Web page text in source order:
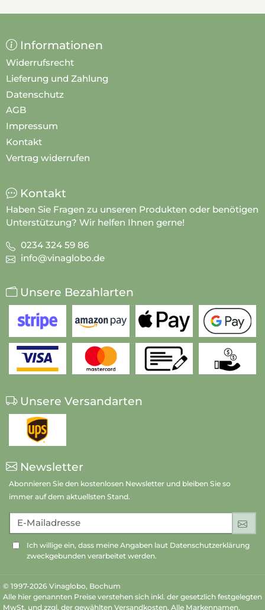
Informationen
Widerrufsrecht
Lieferung und Zahlung
Datenschutz
AGB
Impressum
Kontakt
Vertrag widerrufen
Kontakt
Haben Sie Fragen zu unseren Produkten oder benötigen
Unterstützung? Wir helfen Ihnen gerne!
0234 324 59 86
info@vinaglobo.de
Unsere Bezahlarten
Unsere Versandarten
Newsletter
Abonnieren Sie den kostenlosen Newsletter und bleiben Sie so
immer auf dem aktuellsten Stand.
E-Mailadresse
Ich willige ein, dass meine Angaben laut Datenschutzerklärung
zweckgebunden verarbeitet werden.
© 1997-2026 Vinaglobo, Bochum
Alle hier genannten Preise verstehen sich inkl. der gesetzlich festgelegten
MwSt. und zzgl. der gewählten Versandkosten. Alle Markennamen,